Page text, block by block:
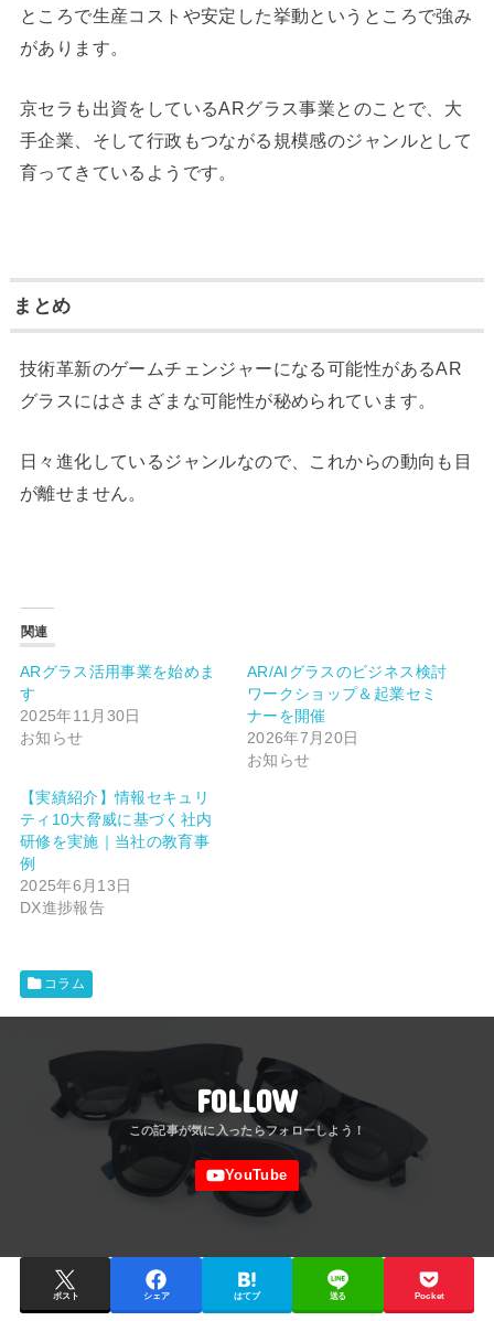
ところで生産コストや安定した挙動というところで強み
があります。
京セラも出資をしているARグラス事業とのことで、大
手企業、そして行政もつながる規模感のジャンルとして
育ってきているようです。
まとめ
技術革新のゲームチェンジャーになる可能性があるAR
グラスにはさまざまな可能性が秘められています。
日々進化しているジャンルなので、これからの動向も目
が離せません。
関連
ARグラス活用事業を始めま
す
2025年11月30日
お知らせ
AR/AIグラスのビジネス検討
ワークショップ＆起業セミ
ナーを開催
2026年7月20日
お知らせ
【実績紹介】情報セキュリ
ティ10大脅威に基づく社内
研修を実施｜当社の教育事
例
2025年6月13日
DX進捗報告
コラム
FOLLOW
ポスト シェア はてブ 送る Pocket